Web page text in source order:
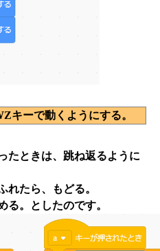
キーで動くようにする。
たときは、跳ね返るように
れたら、もどる。
る。としたのです。